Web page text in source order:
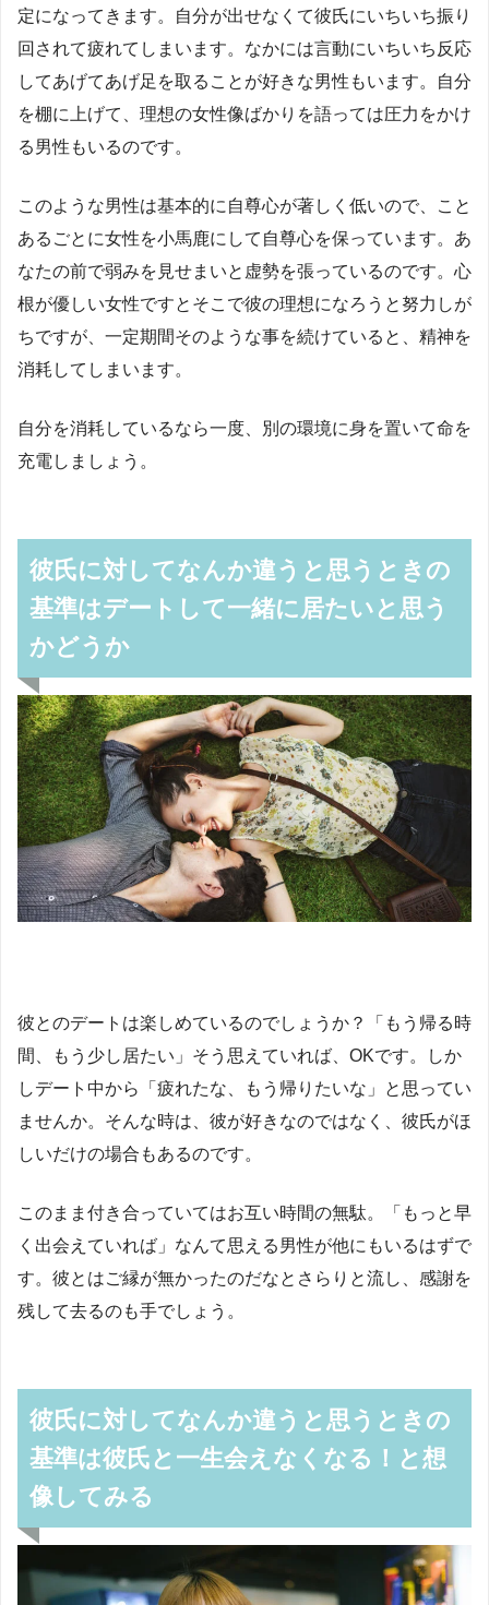
定になってきます。自分が出せなくて彼氏にいちいち振り
回されて疲れてしまいます。なかには言動にいちいち反応
してあげてあげ足を取ることが好きな男性もいます。自分
を棚に上げて、理想の女性像ばかりを語っては圧力をかけ
る男性もいるのです。
このような男性は基本的に自尊心が著しく低いので、こと
あるごとに女性を小馬鹿にして自尊心を保っています。あ
なたの前で弱みを見せまいと虚勢を張っているのです。心
根が優しい女性ですとそこで彼の理想になろうと努力しが
ちですが、一定期間そのような事を続けていると、精神を
消耗してしまいます。
自分を消耗しているなら一度、別の環境に身を置いて命を
充電しましょう。
彼氏に対してなんか違うと思うときの
基準はデートして一緒に居たいと思う
かどうか
彼とのデートは楽しめているのでしょうか？「もう帰る時
間、もう少し居たい」そう思えていれば、OKです。しか
しデート中から「疲れたな、もう帰りたいな」と思ってい
ませんか。そんな時は、彼が好きなのではなく、彼氏がほ
しいだけの場合もあるのです。
このまま付き合っていてはお互い時間の無駄。「もっと早
く出会えていれば」なんて思える男性が他にもいるはずで
す。彼とはご縁が無かったのだなとさらりと流し、感謝を
残して去るのも手でしょう。
彼氏に対してなんか違うと思うときの
基準は彼氏と一生会えなくなる！と想
像してみる